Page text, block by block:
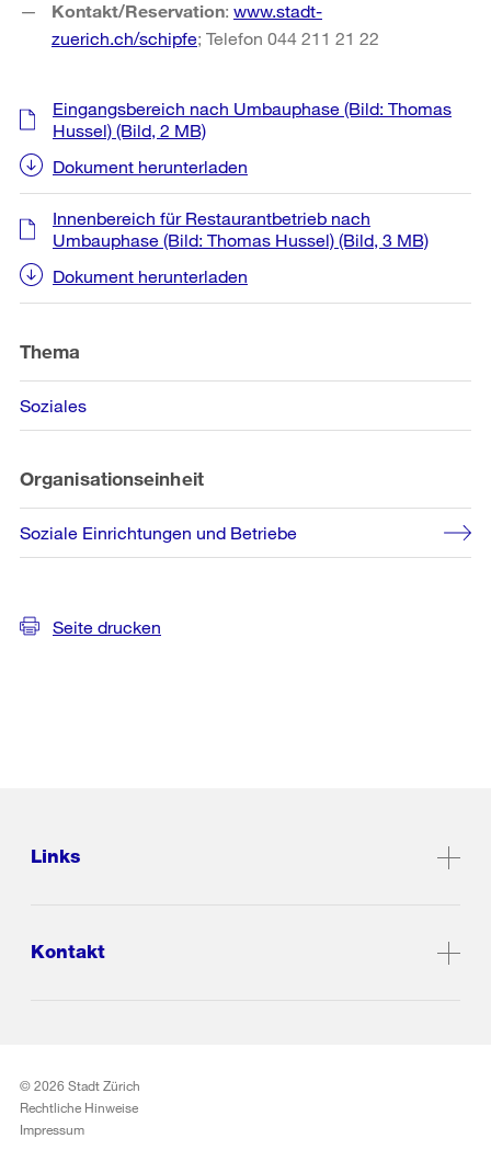
Kontakt/Reservation: www.stadt-
zuerich.ch/schipfe; Telefon 044 211 21 22
Weitere
Informationen
Eingangsbereich nach Umbauphase (Bild: Thomas
Hussel) (Bild, 2 MB)
Dokument herunterladen
Innenbereich für Restaurantbetrieb nach
Umbauphase (Bild: Thomas Hussel) (Bild, 3 MB)
Dokument herunterladen
Thema
Soziales
Organisationseinheit
Soziale Einrichtungen und Betriebe
Seite drucken
Links
Kontakt
© 2026 Stadt Zürich
Rechtliche Hinweise
Impressum